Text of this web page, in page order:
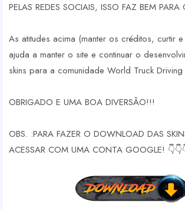
PELAS REDES SOCIAIS, ISSO FAZ BEM PARA
As atitudes acima (manter os créditos, curtir
ajuda a manter o site e continuar o
skins para a comunidade World Truck Driving
OBRIGADO E UMA BOA DIVERSÃO!!!
OBS. :PARA FAZER O DOWNLOAD DAS
ACESSAR COM UMA CONTA GOOGLE!